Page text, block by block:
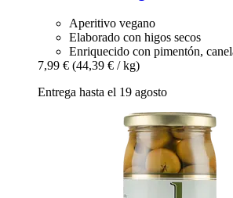
Aperitivo vegano
Elaborado con higos secos
Enriquecido con pimentón,
7,99 € (44,39 € / kg)
Entrega hasta el 19 agosto